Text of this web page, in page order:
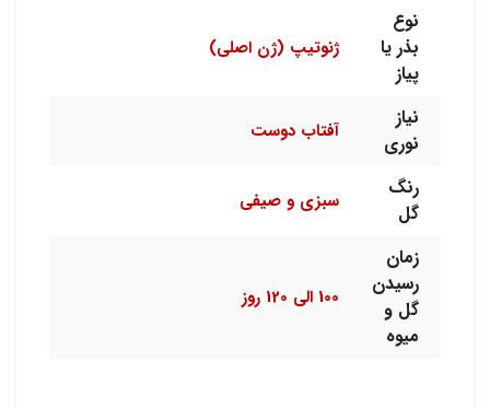
نوع
بذر یا
پیاز
ژنوتیپ (ژن اصلی)
نیاز
نوری
آفتاب دوست
رنگ
گل
سبزی و صیفی
زمان
رسیدن
گل و
میوه
100 الی 120 روز